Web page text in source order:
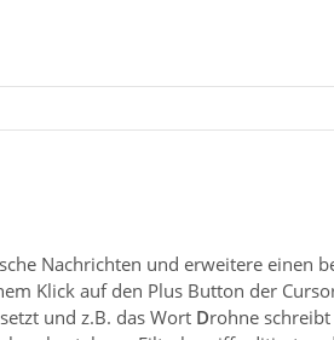
Nachrichten und erweitere einen
Klick auf den Plus Button der
und z.B. das Wort Drohne